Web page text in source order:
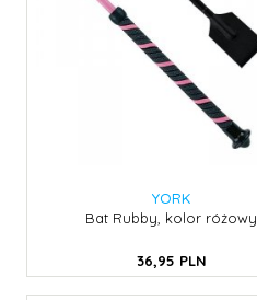
YORK
Bat Rubby, kolor różowy
36,95 PLN